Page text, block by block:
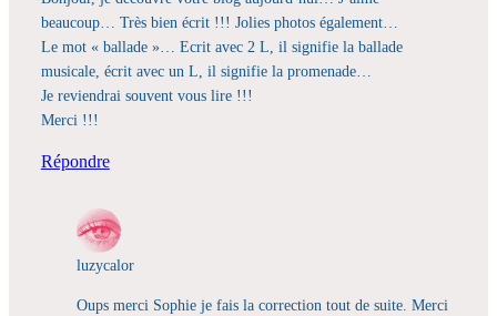
beaucoup… Très bien écrit !!! Jolies photos également…
Le mot « ballade »… Ecrit avec 2 L, il signifie la ballade
musicale, écrit avec un L, il signifie la promenade…
Je reviendrai souvent vous lire !!!
Merci !!!
Répondre
luzycalor
Oups merci Sophie je fais la correction tout de suite. Merci